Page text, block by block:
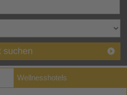
suchen
Wellnesshotels